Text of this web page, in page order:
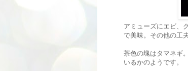
アミューズにエビ、
で美味。その他の工
茶色の塊はタマネギ
いるかのようです。